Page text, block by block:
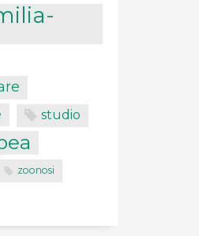
studio
zoonosi